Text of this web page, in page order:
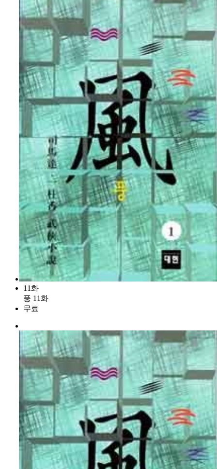
11화
풍 11화
무료